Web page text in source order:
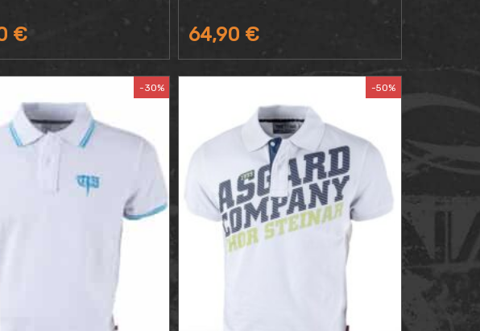
€ 64,90 €
-30% -50%